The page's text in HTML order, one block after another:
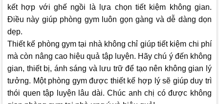
kết hợp với ghế ngồi là lựa chọn tiết kiệm không gian.
Điều này giúp phòng gym luôn gọn gàng và dễ dàng dọn
dẹp.
Thiết kế phòng gym tại nhà không chỉ giúp tiết kiệm chi phí
mà còn nâng cao hiệu quả tập luyện. Hãy chú ý đến không
gian, thiết bị, ánh sáng và lưu trữ để tạo nên không gian lý
tưởng. Một phòng gym được thiết kế hợp lý sẽ giúp duy trì
thói quen tập luyện lâu dài. Chúc anh chị có được không